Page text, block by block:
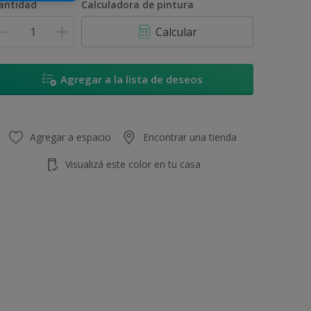
Calculadora de pintura
Calcular
Agregar a la lista de deseos
Agregar a espacio Encontrar una tienda
Visualizá este color en tu casa